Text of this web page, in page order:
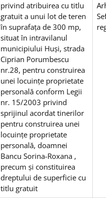
privind atribuirea cu titlu
gratuit a unui lot de teren
în suprafaţa de 300 mp,
situat în intravilanul
municipiului Huşi, strada
Ciprian Porumbescu
nr.28, pentru construirea
unei locuinţe proprietate
personală conform Legii
nr. 15/2003 privind
sprijinul acordat tinerilor
pentru construirea unei
locuinţe proprietate
personală, doamnei
Bancu Sorina-Roxana ,
precum și constituirea
dreptului de superficie cu
titlu gratuit